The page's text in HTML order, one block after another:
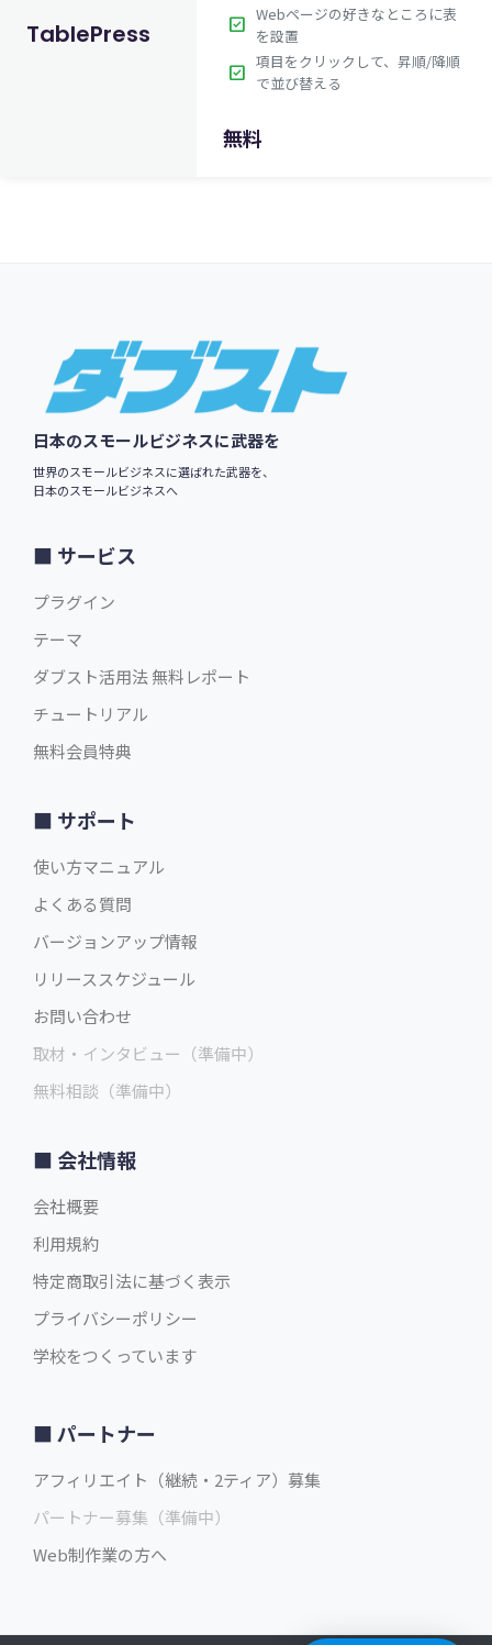
TablePress check_box Webページの好きなところに表
を設置
check_box 項目をクリックして、昇順/降順
で並び替える
無料
Footer
日本のスモールビジネスに武器を
世界のスモールビジネスに選ばれた武器を、
日本のスモールビジネスへ
サービス
プラグイン
テーマ
ダブスト活用法 無料レポート
チュートリアル
無料会員特典
サポート
使い方マニュアル
よくある質問
バージョンアップ情報
リリーススケジュール
お問い合わせ
取材・インタビュー（準備中）
無料相談（準備中）
会社情報
会社概要
利用規約
特定商取引法に基づく表示
プライバシーポリシー
学校をつくっています
パートナー
アフィリエイト（継続・2ティア）募集
パートナー募集（準備中）
Web制作業の方へ